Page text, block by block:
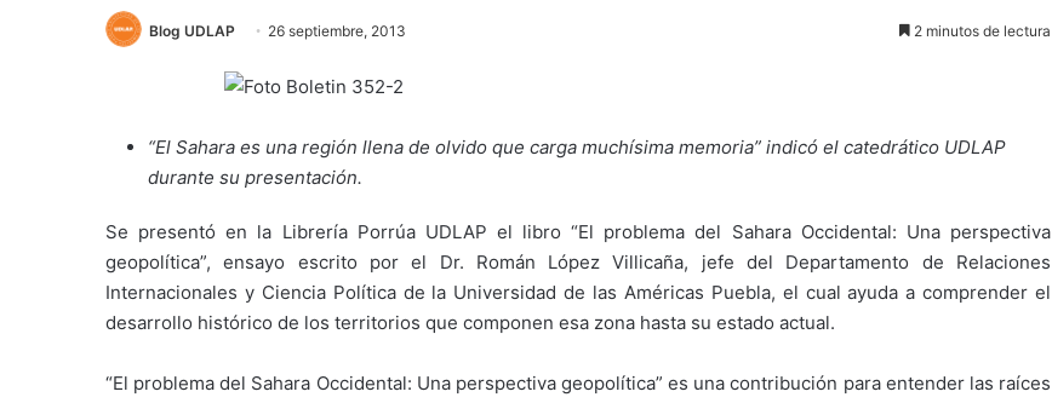
Blog UDLAP 26 septiembre, 2013 2 minutos de lectura
“El Sahara es una región llena de olvido que carga muchísima memoria” indicó el catedrático UDLAP
durante su presentación.
Se presentó en la Librería Porrúa UDLAP el libro “El problema del Sahara Occidental: Una perspectiva
geopolítica”, ensayo escrito por el Dr. Román López Villicaña, jefe del Departamento de Relaciones
Internacionales y Ciencia Política de la Universidad de las Américas Puebla, el cual ayuda a comprender el
desarrollo histórico de los territorios que componen esa zona hasta su estado actual.
“El problema del Sahara Occidental: Una perspectiva geopolítica” es una contribución para entender las raíces